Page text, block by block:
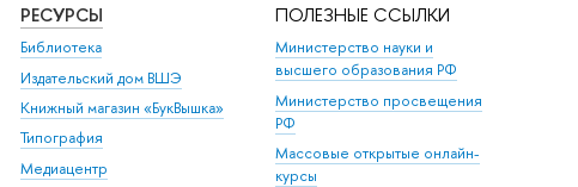
РЕСУРСЫ
Библиотека
Издательский дом ВШЭ
Книжный магазин «БукВышка»
Типография
Медиацентр
ПОЛЕЗНЫЕ ССЫЛКИ
Министерство науки и
высшего образования РФ
Министерство просвещения
РФ
Массовые открытые онлайн-
курсы